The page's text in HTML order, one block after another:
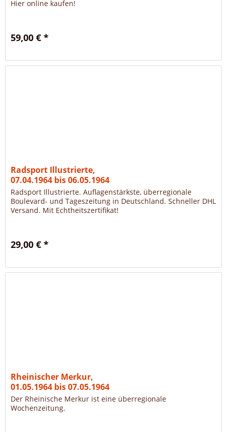
Hier online kaufen!
59,00 € *
Radsport Illustrierte,
07.04.1964 bis 06.05.1964
Radsport Illustrierte. Auflagenstärkste, überregionale
Boulevard- und Tageszeitung in Deutschland. Schneller DHL
Versand. Mit Echtheitszertifikat!
29,00 € *
Rheinischer Merkur,
01.05.1964 bis 07.05.1964
Der Rheinische Merkur ist eine überregionale
Wochenzeitung.